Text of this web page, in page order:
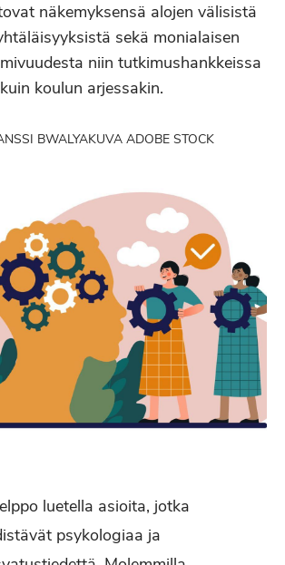
näkemyksensä alojen välisistä
sekä monialaisen
niin tutkimushankkeissa
kuin koulun arjessakin.
BWALYAKUVA ADOBE STOCK
luetella asioita, jotka
psykologiaa ja